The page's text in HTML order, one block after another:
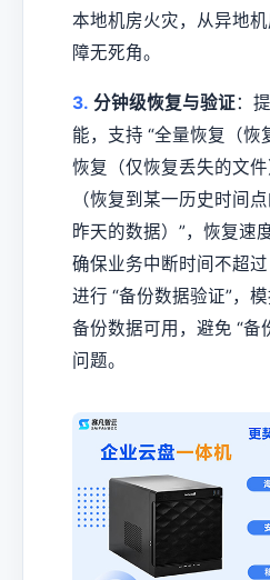
本地机房火灾，从异地
障无死角。
3. 分钟级恢复与验证：
能，支持 “全量恢复（恢
恢复（仅恢复丢失的文
（恢复到某一历史时间
昨天的数据）”，恢复速
确保业务中断时间不超
进行 “备份数据验证”，
备份数据可用，避免 “备
问题。